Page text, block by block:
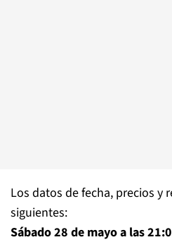
Los datos de fecha, precios y
siguientes:
Sábado 28 de mayo a las